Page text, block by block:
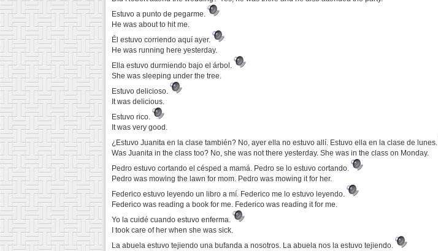
Estuvo a punto de pegarme.
He was about to hit me.
Él estuvo corriendo aquí ayer.
He was running here yesterday.
Ella estuvo durmiendo bajo el árbol.
She was sleeping under the tree.
Estuvo delicioso.
It was delicious.
Estuvo rico.
It was very good.
¿Estuvo Juanita en la clase también? No, ayer ella no estuvo allí. Estuvo ella en la clase de lunes.
Was Juanita in the class too? No, she was not there yesterday. She was in the class on Monday.
Pedro estuvo cortando el césped a mamá. Pedro se lo estuvo cortando.
Pedro was mowing the lawn for mom. Pedro was mowing it for her.
Federico estuvo leyendo un libro a mí. Federico me lo estuvo leyendo.
Federico was reading a book for me. Federico was reading it for me.
Yo la cuidé cuando estuvo enferma.
I took care of her when she was sick.
La abuela estuvo tejiendo una bufanda a nosotros. La abuela nos la estuvo tejiendo.